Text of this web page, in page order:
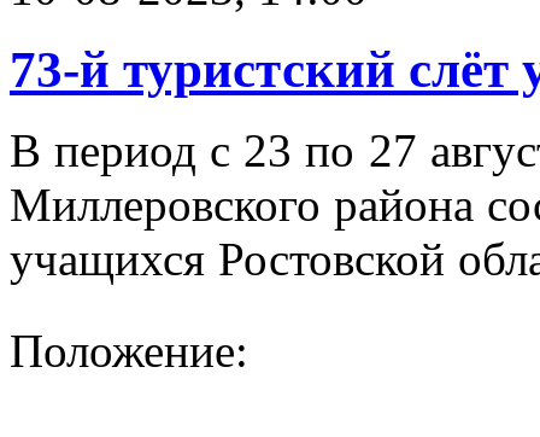
73-й туристский слёт
В период с 23 по 27
Миллеровского района
учащихся Ростовской
Положение: